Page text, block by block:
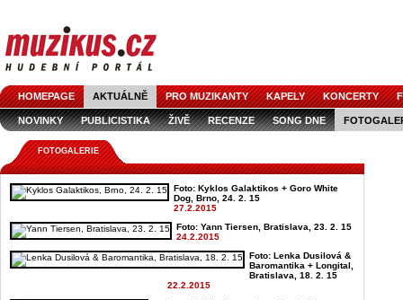
HOMEPAGE AKTUÁLNĚ PRO MUZIKANTY KAPELY KONCERTY
NOVINKY PUBLICISTIKA ŽIVĚ RECENZE SONG DNE
FOTOGALERIE
Foto: Kyklos Galaktikos + Goro White
Dog, Brno, 24. 2. 15
27.2.2015
Foto: Yann Tiersen, Bratislava, 23. 2. 15
24.2.2015
Foto: Lenka Dusilová &
Baromantika + Longital,
Bratislava, 18. 2. 15
22.2.2015